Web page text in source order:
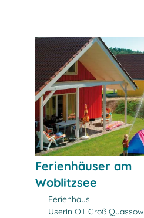
Ferienhäuser am
Woblitzsee
Ferienhaus
Userin OT Groß Quassow